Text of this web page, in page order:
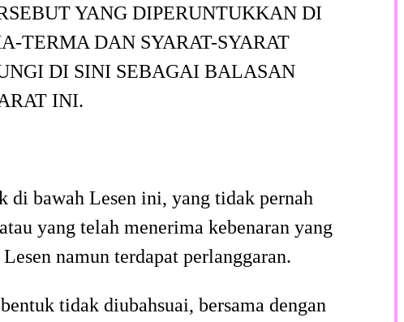
YANG DIPERUNTUKKAN DI
TERMA DAN SYARAT-SYARAT
DI SINI SEBAGAI BALASAN
INI.
di bawah Lesen ini, yang tidak pernah
yang telah menerima kebenaran yang
namun terdapat perlanggaran.
tidak diubahsuai, bersama dengan